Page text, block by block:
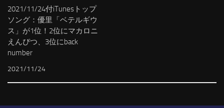
2021/11/24付iTunesトップ
ソング：優里「ベテルギウ
ス」が1位！2位にマカロニ
えんぴつ、3位にback
number
2021/11/24